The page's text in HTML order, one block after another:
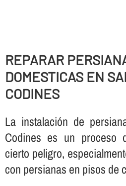
REPARAR
DOMESTICAS EN
CODINES
La instalación de
Codines es un proceso
cierto peligro,
con persianas en pisos de